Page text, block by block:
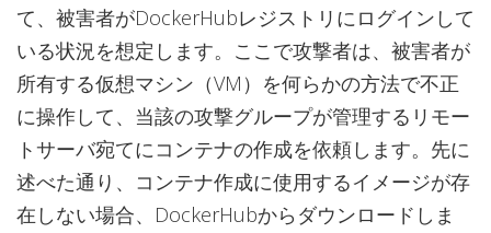
て、被害者がDockerHubレジストリにログインして
いる状況を想定します。ここで攻撃者は、被害者が
所有する仮想マシン（VM）を何らかの方法で不正
に操作して、当該の攻撃グループが管理するリモー
トサーバ宛てにコンテナの作成を依頼します。先に
述べた通り、コンテナ作成に使用するイメージが存
在しない場合、DockerHubからダウンロードしま